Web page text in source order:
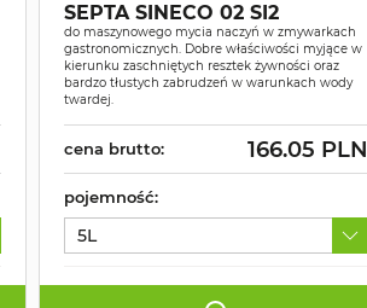
SEPTA SINECO 02 SI2
do maszynowego mycia naczyń w zmywarkach
gastronomicznych. Dobre właściwości myjące w
kierunku zaschniętych resztek żywności oraz
bardzo tłustych zabrudzeń w warunkach wody
twardej.
cena brutto: 166.05 PLN
pojemność:
5L